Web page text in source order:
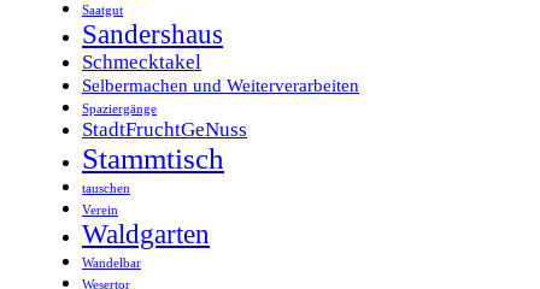
Saatgut
Sandershaus
Schmecktakel
Selbermachen und Weiterverarbeiten
Spaziergänge
StadtFruchtGeNuss
Stammtisch
tauschen
Verein
Waldgarten
Wandelbar
Wesertor